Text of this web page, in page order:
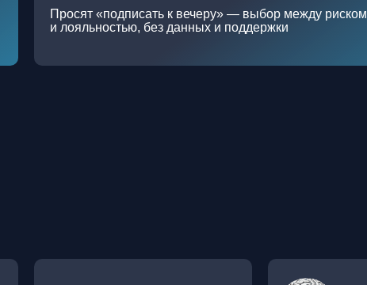
Просят «подписать к вечеру» — выбор между риском
и лояльностью, без данных и поддержки